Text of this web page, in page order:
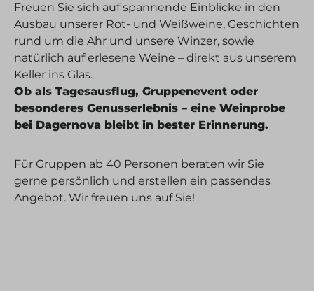
Freuen Sie sich auf spannende Einblicke in den
Ausbau unserer Rot- und Weißweine, Geschichten
rund um die Ahr und unsere Winzer, sowie
natürlich auf erlesene Weine – direkt aus unserem
Keller ins Glas.
Ob als Tagesausflug, Gruppenevent oder
besonderes Genusserlebnis – eine Weinprobe
bei Dagernova bleibt in bester Erinnerung.
Für Gruppen ab 40 Personen beraten wir Sie
gerne persönlich und erstellen ein passendes
Angebot. Wir freuen uns auf Sie!